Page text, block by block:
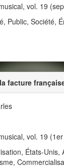
vol. 19
Public, Société,
facture
vol. 19
États-